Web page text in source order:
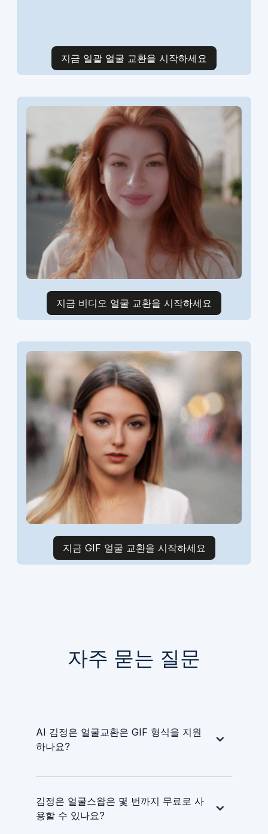
지금 일괄 얼굴 교환을 시작하세요
지금 비디오 얼굴 교환을 시작하세요
지금 GIF 얼굴 교환을 시작하세요
자주 묻는 질문
AI 김정은 얼굴교환은 GIF 형식을 지원
하나요?
김정은 얼굴스왑은 몇 번까지 무료로 사
용할 수 있나요?